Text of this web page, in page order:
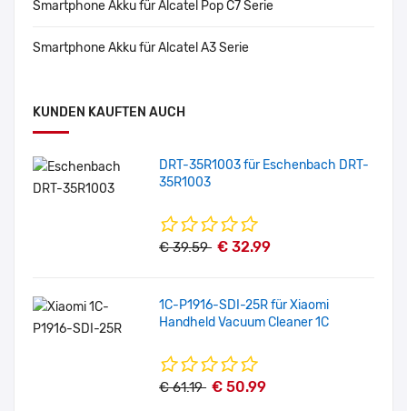
Smartphone Akku für Alcatel Pop C7 Serie
Smartphone Akku für Alcatel A3 Serie
KUNDEN KAUFTEN AUCH
DRT-35R1003 für Eschenbach DRT-
35R1003
€ 39.59 € 32.99
1C-P1916-SDI-25R für Xiaomi
Handheld Vacuum Cleaner 1C
€ 61.19 € 50.99